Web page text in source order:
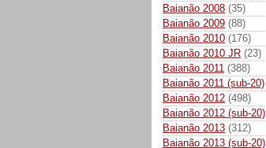
Baianão 2008 (35)
Baianão 2009 (88)
Baianão 2010 (176)
Baianão 2010 JR (23)
Baianão 2011 (388)
Baianão 2011 (sub-20)
Baianão 2012 (498)
Baianão 2012 (sub-20)
Baianão 2013 (312)
Baianão 2013 (sub-20)